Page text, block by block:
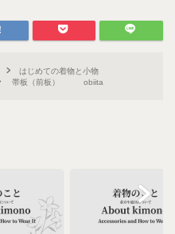
はじめての着物と小物
帯板（前板） obiita